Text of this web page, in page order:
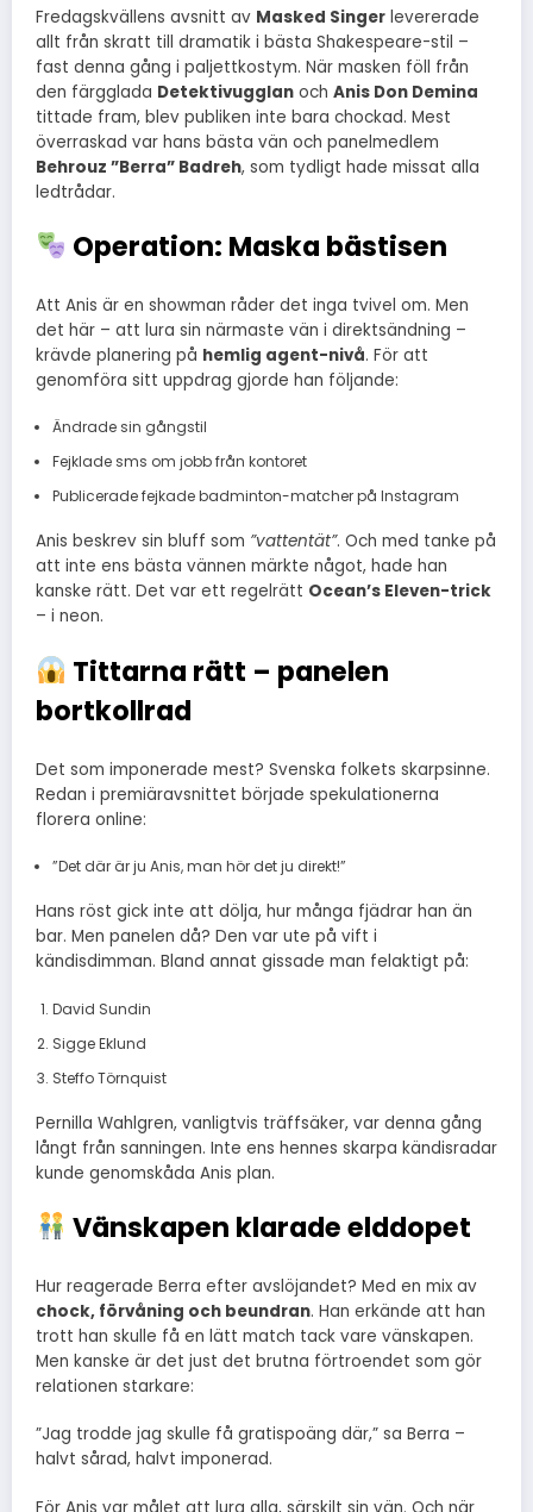
Fredagskvällens avsnitt av Masked Singer levererade
allt från skratt till dramatik i bästa Shakespeare-stil –
fast denna gång i paljettkostym. När masken föll från
den färgglada Detektivugglan och Anis Don Demina
tittade fram, blev publiken inte bara chockad. Mest
överraskad var hans bästa vän och panelmedlem
Behrouz ”Berra” Badreh, som tydligt hade missat alla
ledtrådar.
Operation: Maska bästisen
Att Anis är en showman råder det inga tvivel om. Men
det här – att lura sin närmaste vän i direktsändning –
krävde planering på hemlig agent-nivå. För att
genomföra sitt uppdrag gjorde han följande:
Ändrade sin gångstil
Fejklade sms om jobb från kontoret
Publicerade fejkade badminton-matcher på Instagram
Anis beskrev sin bluff som ”vattentät”. Och med tanke på
att inte ens bästa vännen märkte något, hade han
kanske rätt. Det var ett regelrätt Ocean’s Eleven-trick
– i neon.
Tittarna rätt – panelen
bortkollrad
Det som imponerade mest? Svenska folkets skarpsinne.
Redan i premiäravsnittet började spekulationerna
florera online:
”Det där är ju Anis, man hör det ju direkt!”
Hans röst gick inte att dölja, hur många fjädrar han än
bar. Men panelen då? Den var ute på vift i
kändisdimman. Bland annat gissade man felaktigt på:
David Sundin
Sigge Eklund
Steffo Törnquist
Pernilla Wahlgren, vanligtvis träffsäker, var denna gång
långt från sanningen. Inte ens hennes skarpa kändisradar
kunde genomskåda Anis plan.
Vänskapen klarade elddopet
Hur reagerade Berra efter avslöjandet? Med en mix av
chock, förvåning och beundran. Han erkände att han
trott han skulle få en lätt match tack vare vänskapen.
Men kanske är det just det brutna förtroendet som gör
relationen starkare:
”Jag trodde jag skulle få gratispoäng där,” sa Berra –
halvt sårad, halvt imponerad.
För Anis var målet att lura alla, särskilt sin vän. Och när